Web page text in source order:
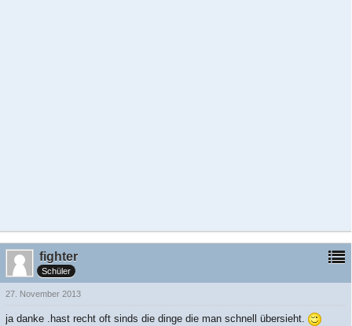
fighter
Schüler
27. November 2013
ja danke .hast recht oft sinds die dinge die man schnell übersieht.